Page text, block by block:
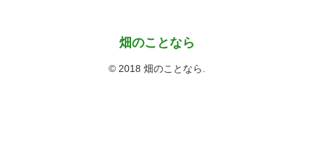
畑のことなら
© 2018 畑のことなら.